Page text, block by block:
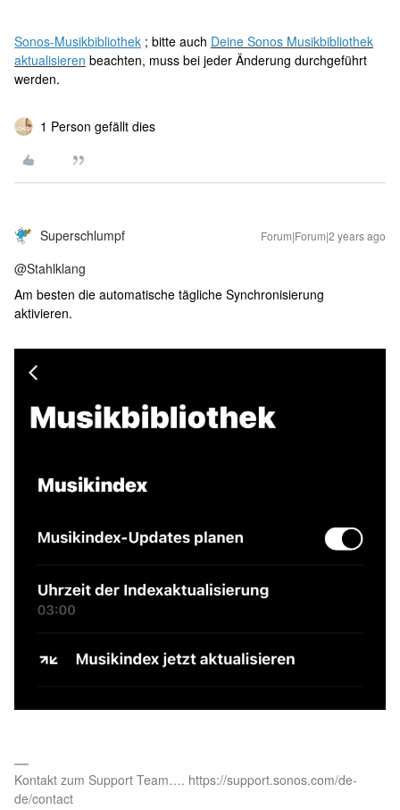
Sonos-Musikbibliothek ; bitte auch Deine Sonos Musikbibliothek
aktualisieren beachten, muss bei jeder Änderung durchgeführt
werden.
1 Person gefällt dies
Superschlumpf Forum|Forum|2 years ago
@Stahlklang
Am besten die automatische tägliche Synchronisierung
aktivieren.
Kontakt zum Support Team…. https://support.sonos.com/de-
de/contact